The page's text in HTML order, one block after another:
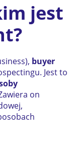
jest
buyer
Jest to
on